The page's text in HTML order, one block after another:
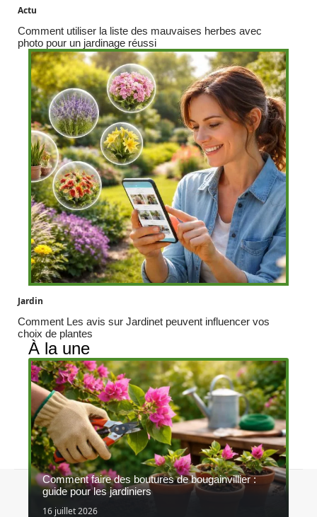
Actu
Comment utiliser la liste des mauvaises herbes avec
photo pour un jardinage réussi
Jardin
Comment Les avis sur Jardinet peuvent influencer vos
choix de plantes
À la une
Comment faire des boutures de bougainvillier :
guide pour les jardiniers
16 juillet 2026© 2026 | concoursagrinature.be
Contact Mentions légales Sitemap